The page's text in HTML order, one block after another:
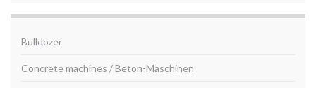
Bulldozer
Concrete machines / Beton-Maschinen